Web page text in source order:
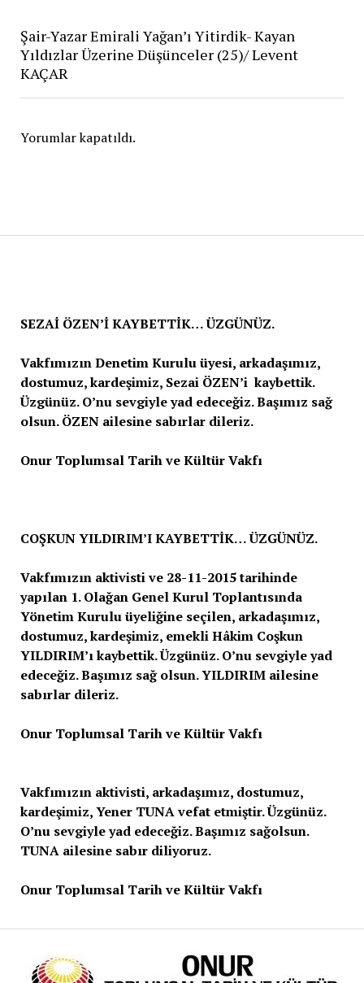
Şair-Yazar Emirali Yağan’ı Yitirdik- Kayan
Yıldızlar Üzerine Düşünceler (25)/ Levent
KAÇAR
Yorumlar kapatıldı.
SEZAİ ÖZEN’İ KAYBETTİK… ÜZGÜNÜZ.
Vakfımızın Denetim Kurulu üyesi, arkadaşımız,
dostumuz, kardeşimiz, Sezai ÖZEN’i kaybettik.
Üzgünüz. O’nu sevgiyle yad edeceğiz. Başımız sağ
olsun. ÖZEN ailesine sabırlar dileriz.
Onur Toplumsal Tarih ve Kültür Vakfı
COŞKUN YILDIRIM’I KAYBETTİK… ÜZGÜNÜZ.
Vakfımızın aktivisti ve 28-11-2015 tarihinde
yapılan 1. Olağan Genel Kurul Toplantısında
Yönetim Kurulu üyeliğine seçilen, arkadaşımız,
dostumuz, kardeşimiz, emekli Hâkim Coşkun
YILDIRIM’ı kaybettik. Üzgünüz. O’nu sevgiyle yad
edeceğiz. Başımız sağ olsun. YILDIRIM ailesine
sabırlar dileriz.
Onur Toplumsal Tarih ve Kültür Vakfı
Vakfımızın aktivisti, arkadaşımız, dostumuz,
kardeşimiz, Yener TUNA vefat etmiştir. Üzgünüz.
O’nu sevgiyle yad edeceğiz. Başımız sağolsun.
TUNA ailesine sabır diliyoruz.
Onur Toplumsal Tarih ve Kültür Vakfı